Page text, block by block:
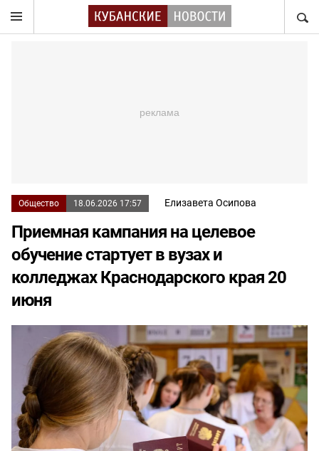
Общество 18.06.2026 17:57 Елизавета Осипова
Приемная кампания на целевое
обучение стартует в вузах и
колледжах Краснодарского края 20
июня